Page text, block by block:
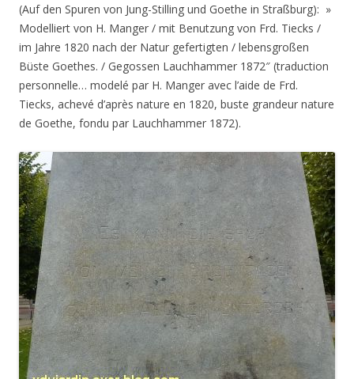
(Auf den Spuren von Jung-Stilling und Goethe in Straßburg): »
Modelliert von H. Manger / mit Benutzung von Frd. Tiecks /
im Jahre 1820 nach der Natur gefertigten / lebensgroßen
Büste Goethes. / Gegossen Lauchhammer 1872″ (traduction
personnelle… modelé par H. Manger avec l’aide de Frd.
Tiecks, achevé d’après nature en 1820, buste grandeur nature
de Goethe, fondu par Lauchhammer 1872).